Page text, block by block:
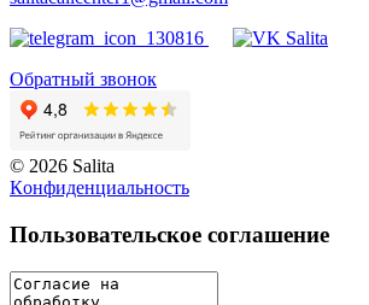
Обратный звонок
© 2026 Salita
Кoнфидeнциaльнoсть
Пользовательское соглашение